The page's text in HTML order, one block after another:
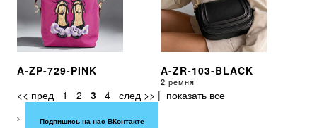
A-ZP-729-PINK A-ZR-103-BLACK
2 ремня
<< пред 1 2 3 4 след >> | показать все
Подпишись на нас ВКонтакте